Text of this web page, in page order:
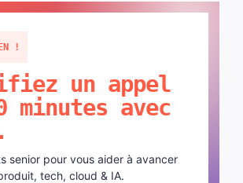
!
un appel
minutes avec
senior pour vous aider à avancer
tech, cloud & IA.